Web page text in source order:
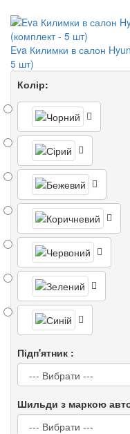
Eva Килимки в салон
5 шт)
Колір:
Підп'ятник :
Шильди з маркою